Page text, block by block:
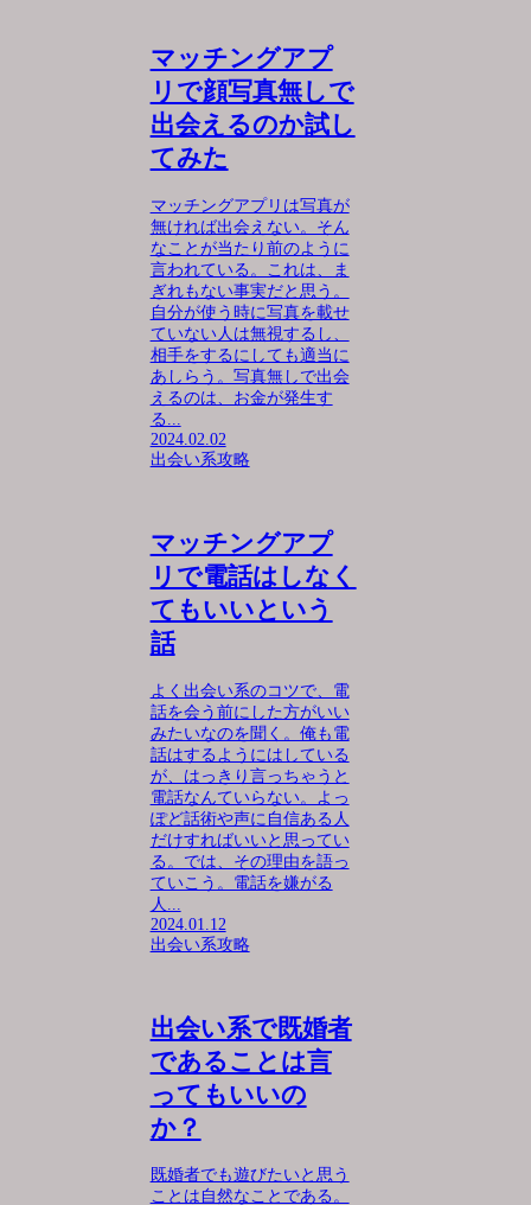
マッチングアプ
リで顔写真無しで
出会えるのか試し
てみた
マッチングアプリは写真が
無ければ出会えない。そん
なことが当たり前のように
言われている。これは、ま
ぎれもない事実だと思う。
自分が使う時に写真を載せ
ていない人は無視するし、
相手をするにしても適当に
あしらう。写真無しで出会
えるのは、お金が発生す
る...
2024.02.02
出会い系攻略
マッチングアプ
リで電話はしなく
てもいいという
話
よく出会い系のコツで、電
話を会う前にした方がいい
みたいなのを聞く。俺も電
話はするようにはしている
が、はっきり言っちゃうと
電話なんていらない。よっ
ぽど話術や声に自信ある人
だけすればいいと思ってい
る。では、その理由を語っ
ていこう。電話を嫌がる
人...
2024.01.12
出会い系攻略
出会い系で既婚者
であることは言
ってもいいの
か？
既婚者でも遊びたいと思う
ことは自然なことである。